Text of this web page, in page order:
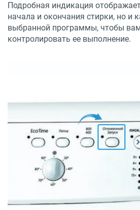
Подробная индикация
начала и окончания стирки, но и
выбранной программы, чтобы
контролировать ее выполнение.